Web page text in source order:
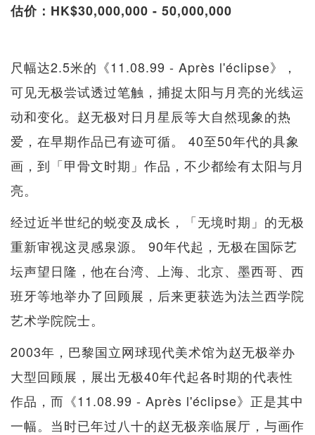
估价：HK$30,000,000 - 50,000,000
尺幅达2.5米的《11.08.99 - Après l'éclipse》，
可见无极尝试透过笔触，捕捉太阳与月亮的光线运
动和变化。赵无极对日月星辰等大自然现象的热
爱，在早期作品已有迹可循。 40至50年代的具象
画，到「甲骨文时期」作品，不少都绘有太阳与月
亮。
经过近半世纪的蜕变及成长，「无境时期」的无极
重新审视这灵感泉源。 90年代起，无极在国际艺
坛声望日隆，他在台湾、上海、北京、墨西哥、西
班牙等地举办了回顾展，后来更获选为法兰西学院
艺术学院院士。
2003年，巴黎国立网球现代美术馆为赵无极举办
大型回顾展，展出无极40年代起各时期的代表性
作品，而《11.08.99 - Après l'éclipse》正是其中
一幅。当时已年过八十的赵无极亲临展厅，与画作